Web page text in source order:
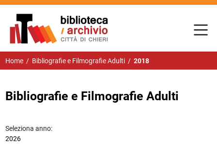
Home / Bibliografie e Filmografie Adulti / 2018
Bibliografie e Filmografie Adulti
Seleziona anno:
2026